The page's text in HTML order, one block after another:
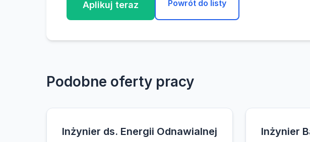
Aplikuj teraz Powrót do listy
Podobne oferty pracy
Inżynier ds. Energii Odnawialnej Inżynier